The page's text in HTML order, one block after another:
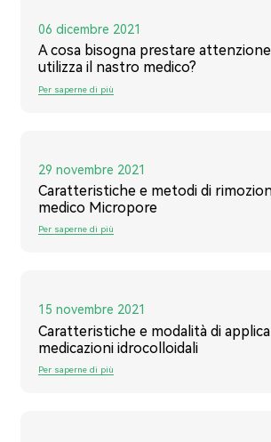
06 dicembre 2021
A cosa bisogna prestare
utilizza il nastro medico?
Per saperne di più
29 novembre 2021
Caratteristiche e metodi di
medico Micropore
Per saperne di più
15 novembre 2021
Caratteristiche e modalità di
medicazioni idrocolloidali
Per saperne di più